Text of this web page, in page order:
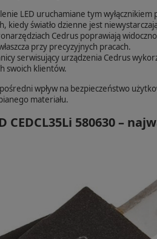
LED uruchamiane tym
kiedy światło dzienne jest
Cedrus poprawiają
przy precyzyjnych pracach.
serwisujący urządzenia Cedrus
swoich klientów.
wpływ na bezpieczeństwo
materiału.
CEDCL35Li 580630 –